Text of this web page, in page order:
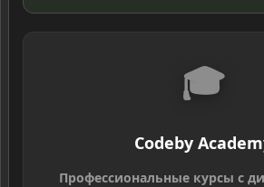
🎓
Codeby
Профессиональные курсы с